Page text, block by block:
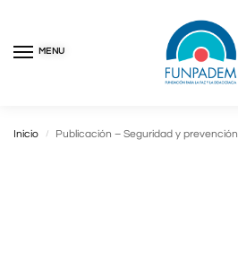
MENU
Inicio / Publicación – Seguridad y prevención